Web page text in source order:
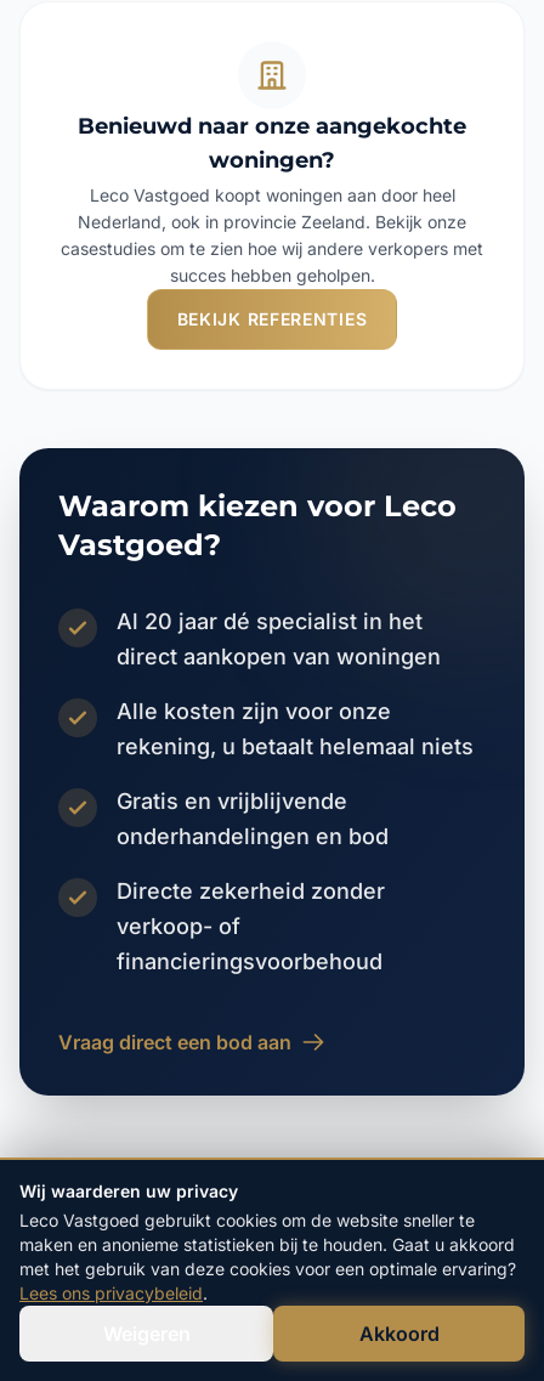
Benieuwd naar onze aangekochte
woningen?
Leco Vastgoed koopt woningen aan door heel
Nederland, ook in provincie Zeeland. Bekijk onze
casestudies om te zien hoe wij andere verkopers met
succes hebben geholpen.
BEKIJK REFERENTIES
Waarom kiezen voor Leco
Vastgoed?
Al 20 jaar dé specialist in het
direct aankopen van woningen
Alle kosten zijn voor onze
rekening, u betaalt helemaal niets
Gratis en vrijblijvende
onderhandelingen en bod
Directe zekerheid zonder
verkoop- of
financieringsvoorbehoud
Vraag direct een bod aan
VORIGE WOONPLAATS
Steenhoven
VOLGENDE WOONPLAATS
Stoppeldijkveer
Bel Ons Direct
Wij waarderen uw privacy
Leco Vastgoed gebruikt cookies om de website sneller te
maken en anonieme statistieken bij te houden. Gaat u akkoord
met het gebruik van deze cookies voor een optimale ervaring?
Lees ons privacybeleid.
Akkoord